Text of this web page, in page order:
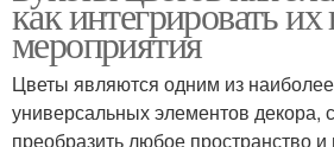
как интегрировать
мероприятия
Цветы являются одним из
универсальных элементов декора,
преобразить любое пространство